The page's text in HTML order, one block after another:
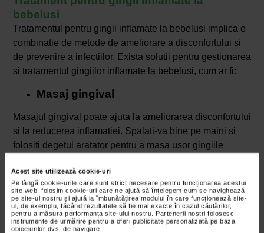
Acest site utilizează cookie-uri
Pe lângă cookie-urile care sunt strict necesare pentru funcționarea acestui
site web, folosim cookie-uri care ne ajută să înțelegem cum se navighează
pe site-ul nostru și ajută la îmbunătățirea modului în care funcționează site-
ul, de exemplu, făcând rezultatele să fie mai exacte în cazul căutărilor,
pentru a măsura performanța site-ului nostru. Partenerii noștri folosesc
instrumente de urmărire pentru a oferi publicitate personalizată pe baza
obiceiurilor dvs. de navigare.
bebelusi
Tratamentul pentru gingii inflamate la bebelusi implica o
combinatie de metode de ameliorare a disconfortului si
de prevenire a infectiilor. Exista solutii pentru gestionarea
si tratamentul gingiilor inflamate la bebelusi, cum ar fi:
Masaj gingival
Masajul gingival poate ajuta la ameliorarea disconfortului
si la reducerea inflamatiei. Spalati-va bine pe maini si
folositi degetul aratator pentru a masa usor gingiile
pentru a masa gingiile.
Jucaria pentru dentitie Adora ajuta la calmarea durerii gingiilor
sensibile ale bebelusilor. Aceasta este fabricata dintr-un silicon
moale pentru a nu leza gingiile sensibile ale micutului siare o